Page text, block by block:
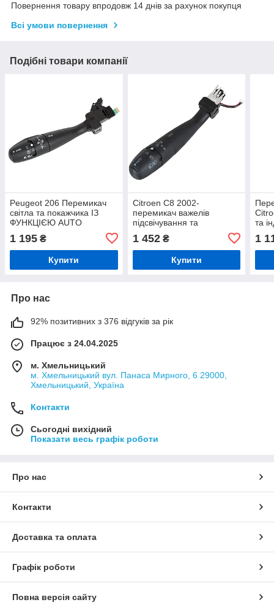
Повернення товару впродовж 14 днів за рахунок покупця
Всі умови повернення
Подібні товари компанії
Peugeot 206 Перемикач
світла та покажчика ІЗ
ФУНКЦІЄЮ AUTO
1 195 ₴
Купити
Citroen C8 2002-
перемикач важелів
підсвічування та
1 452₴
Купити
та
1
Про нас
92% позитивних з 376 відгуків за рік
Працює з 24.04.2025
м. Хмельницький
м. Хмельницький вул. Панаса Мирного, 6 29000,
Хмельницький, Україна
Контакти
Сьогодні вихідний
Показати весь графік роботи
Про нас
Контакти
Доставка та оплата
Графік роботи
Повна версія сайту